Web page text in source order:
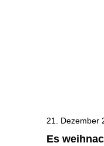
Es
21. Dezember